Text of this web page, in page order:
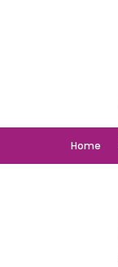
Home